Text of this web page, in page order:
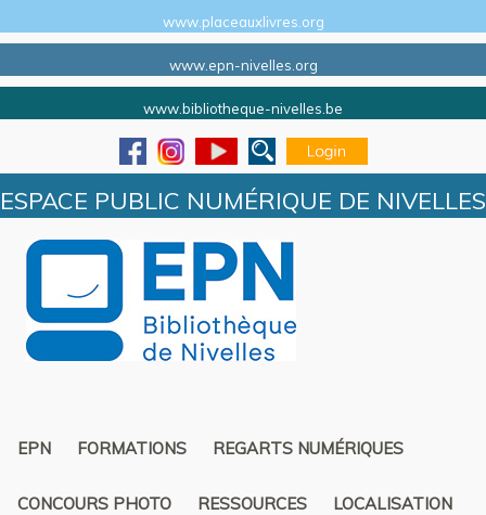
www.placeauxlivres.org
www.epn-nivelles.org
www.bibliotheque-nivelles.be
ESPACE PUBLIC NUMÉRIQUE DE NIVELLES
EPN FORMATIONS REGARTS NUMÉRIQUES
CONCOURS PHOTO RESSOURCES LOCALISATION